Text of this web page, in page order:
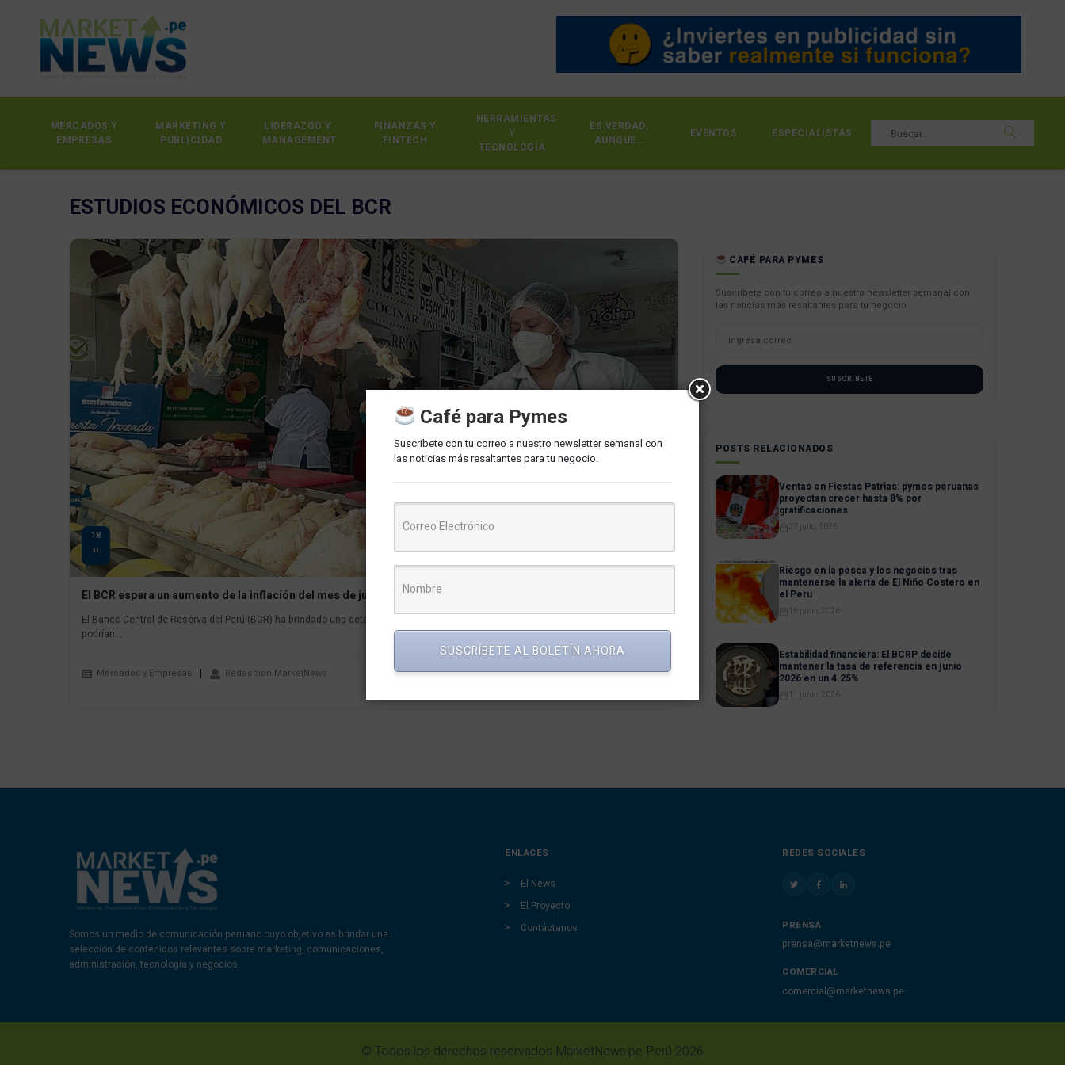
MERCADOS Y
EMPRESAS
MARKETING Y
PUBLICIDAD
LIDERAZGO Y
MANAGEMENT
FINANZAS Y
FINTECH
HERRAMIENTAS
Y
TECNOLOGÍA
ES VERDAD,
AUNQUE…
EVENTOS ESPECIALISTAS
ESTUDIOS ECONÓMICOS DEL BCR
18
JUL
El BCR espera un aumento de la inflación del mes de julio
El Banco Central de Reserva del Perú (BCR) ha brindado una detallada explicación sobre las posibles tendencias económicas que
podrían...
Mercados y Empresas Redaccion MarketNews
CAFÉ PARA PYMES
Suscríbete con tu correo a nuestro newsletter semanal con
las noticias más resaltantes para tu negocio.
SUSCRÍBETE
POSTS RELACIONADOS
Ventas en Fiestas Patrias: pymes peruanas
proyectan crecer hasta 8% por
gratificaciones
27 julio, 2026
Riesgo en la pesca y los negocios tras
mantenerse la alerta de El Niño Costero en
el Perú
16 junio, 2026
Estabilidad financiera: El BCRP decide
mantener la tasa de referencia en junio
2026 en un 4.25%
11 junio, 2026
Somos un medio de comunicación peruano cuyo objetivo es brindar una
selección de contenidos relevantes sobre marketing, comunicaciones,
administración, tecnología y negocios.
ENLACES
El News
El Proyecto
Contáctanos
REDES SOCIALES
PRENSA
prensa@marketnews.pe
COMERCIAL
comercial@marketnews.pe
© Todos los derechos reservados MarketNews.pe Perú 2026
Café para Pymes
Suscríbete con tu correo a nuestro newsletter semanal con
las noticias más resaltantes para tu negocio.
SUSCRÍBETE AL BOLETÍN AHORA